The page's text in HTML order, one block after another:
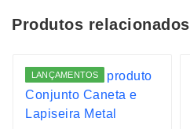
Produtos relacionados
LANÇAMENTOS